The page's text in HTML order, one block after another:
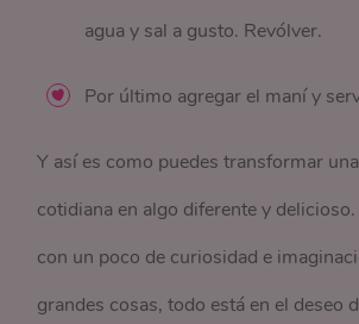
agua y sal a gusto. Revólver.
Por último agregar el maní y
Y así es como puedes transformar
cotidiana en algo diferente y
con un poco de curiosidad e
grandes cosas, todo está en el deseo